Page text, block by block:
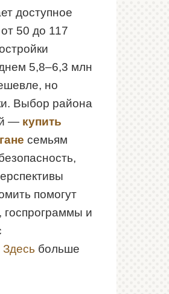
доступное
50 до 117
5,8–6,3 млн
но
Выбор района
— купить
семьям
помогут
госпрограммы и
Здесь больше